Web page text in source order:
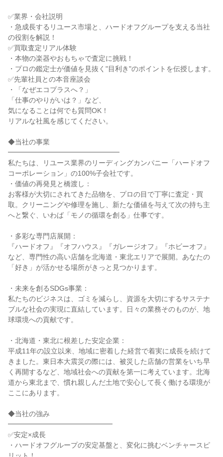
✅業界・会社説明
・急成長するリユース市場と、ハードオフグループを支える当社
の役割を解説！
✅買取査定リアル体験
・本物の楽器やおもちゃで査定に挑戦！
・プロの鑑定士が価値を見抜く"目利き"のポイントを伝授します。
✅先輩社員との本音座談会
・「なぜエコプラスへ？」
「仕事のやりがいは？」など、
気になることは何でも質問OK！
リアルな社風を感じてください。
◆当社の事業
━━━━━━━━━━━━━━━━
私たちは、リユース業界のリーディングカンパニー「ハードオフ
コーポレーション」の100%子会社です。
・価値の再発見と橋渡し：
お客様が大切にされてきた品物を、プロの目で丁寧に査定・買
取。クリーニングや修理を施し、新たな価値を与えて次の持ち主
へと繋ぐ、いわば「モノの循環を創る」仕事です。
・多彩な専門店展開：
『ハードオフ』『オフハウス』『ガレージオフ』『ホビーオフ』
など、専門性の高い店舗を北海道・東北エリアで展開。あなたの
「好き」が活かせる場所がきっと見つかります。
・未来を創るSDGs事業：
私たちのビジネスは、ゴミを減らし、資源を大切にするサステナ
ブルな社会の実現に直結しています。日々の業務そのものが、地
球環境への貢献です。
・北海道・東北に根差した安定企業：
平成11年の設立以来、地域に密着した経営で着実に成長を続けて
きました。東日本大震災の際には、被災した店舗の営業をいち早
く再開するなど、地域社会への貢献を第一に考えています。北海
道から東北まで、慣れ親しんだ土地で安心して長く働ける環境が
ここにあります。
◆当社の強み
━━━━━━━━━━━━━━━
✅安定×成長
・ハードオフグループの安定基盤と、変化に挑むベンチャースピ